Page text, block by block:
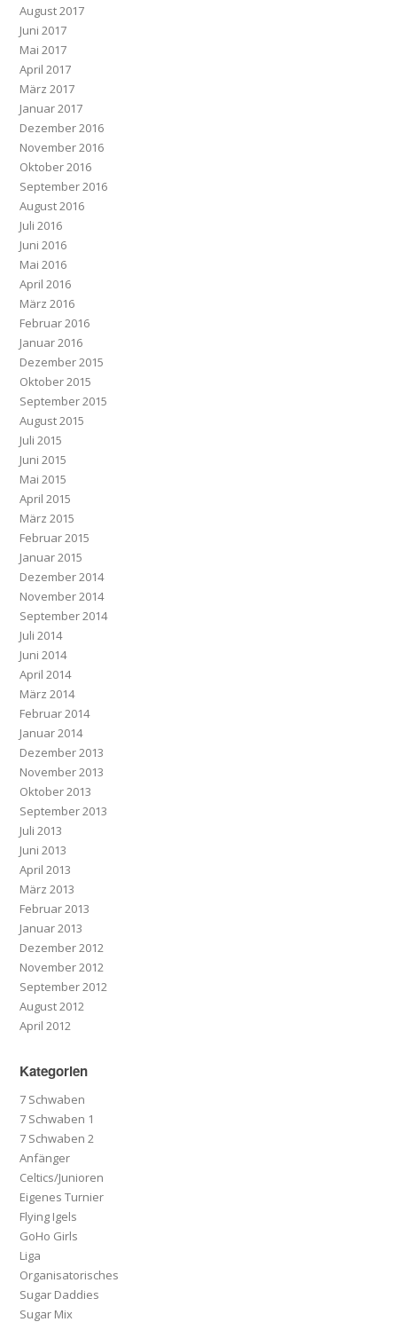
August 2017
Juni 2017
Mai 2017
April 2017
März 2017
Januar 2017
Dezember 2016
November 2016
Oktober 2016
September 2016
August 2016
Juli 2016
Juni 2016
Mai 2016
April 2016
März 2016
Februar 2016
Januar 2016
Dezember 2015
Oktober 2015
September 2015
August 2015
Juli 2015
Juni 2015
Mai 2015
April 2015
März 2015
Februar 2015
Januar 2015
Dezember 2014
November 2014
September 2014
Juli 2014
Juni 2014
April 2014
März 2014
Februar 2014
Januar 2014
Dezember 2013
November 2013
Oktober 2013
September 2013
Juli 2013
Juni 2013
April 2013
März 2013
Februar 2013
Januar 2013
Dezember 2012
November 2012
September 2012
August 2012
April 2012
Kategorien
7 Schwaben
7 Schwaben 1
7 Schwaben 2
Anfänger
Celtics/Junioren
Eigenes Turnier
Flying Igels
GoHo Girls
Liga
Organisatorisches
Sugar Daddies
Sugar Mix